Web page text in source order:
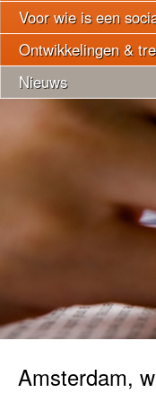
Voor wie is een
Ontwikkelingen &
Nieuws
Amsterdam,